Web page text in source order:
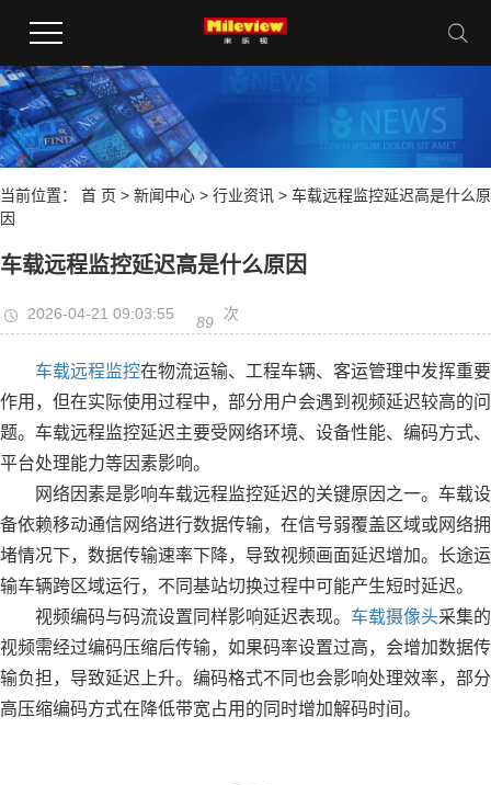
当前位置： 首 页 > 新闻中心 > 行业资讯 > 车载远程监控延迟高是什么原
因
车载远程监控延迟高是什么原因
2026-04-21 09:03:55 89 次
车载远程监控在物流运输、工程车辆、客运管理中发挥重要
作用，但在实际使用过程中，部分用户会遇到视频延迟较高的问
题。车载远程监控延迟主要受网络环境、设备性能、编码方式、
平台处理能力等因素影响。
网络因素是影响车载远程监控延迟的关键原因之一。车载设
备依赖移动通信网络进行数据传输，在信号弱覆盖区域或网络拥
堵情况下，数据传输速率下降，导致视频画面延迟增加。长途运
输车辆跨区域运行，不同基站切换过程中可能产生短时延迟。
视频编码与码流设置同样影响延迟表现。 车载摄像头采集的
视频需经过编码压缩后传输，如果码率设置过高，会增加数据传
输负担，导致延迟上升。编码格式不同也会影响处理效率，部分
高压缩编码方式在降低带宽占用的同时增加解码时间。